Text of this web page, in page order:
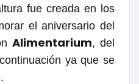
fue creada en los
el aniversario del
Alimentarium, del
ya que se